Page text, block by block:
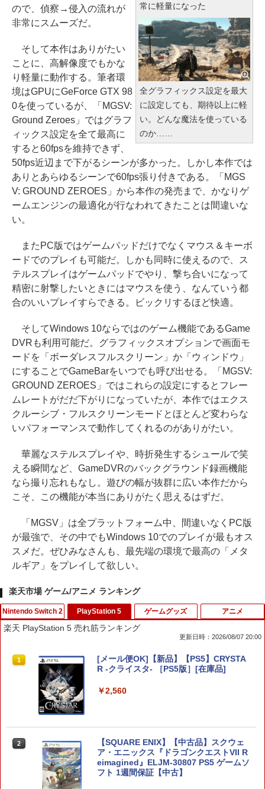
常に軽量になった
全グラフィックス設定を最大
に設定しても、期待以上に軽
い。どんな魔法を使っている
のか……
ので、偵察→侵入の流れが
非常にスムーズだ。
そして本作はありがたい
ことに、高解像度でもかな
り軽量に動作する。筆者環
境はGPUにGeForce GTX 98
0を使っているが、「MGSV:
Ground Zeroes」ではグラフ
ィックス設定を全て最高に
すると60fpsを維持できず、
50fps近辺まで下がるシーンが多かった。しかし本作では
ありとあらゆるシーンで60fps張り付きである。「MGS
V: GROUND ZEROES」から本作の発売まで、かなりゲ
ームエンジンの最適化が行なわれてきたことは間違いな
い。
またPC版ではゲームパッドだけでなくマウス＆キーボ
ードでのプレイも可能だ。しかも同時に使えるので、ス
テルスプレイはゲームパッドでやり、撃ち合いになって
精密に射撃したいときにはマウスを使う、なんていう都
合のいいプレイすらできる。ビックリするほど快適。
そしてWindows 10ならではのゲーム機能であるGame
DVRも利用可能だ。グラフィックスオプションで画面モ
ードを「ボーダレスフルスクリーン」か「ウィンドウ」
にすることでGameBarをいつでも呼び出せる。「MGSV:
GROUND ZEROES」ではこれらの設定にするとフレー
ムレートがだだ下がりになっていたが、本作ではエクス
クルーシブ・フルスクリーンモードとほとんど変わらな
いパフォーマンスで動作してくれるのがありがたい。
華麗なステルスプレイや、時折発生するシュールで笑
える瞬間など、GameDVRのバックグラウンド録画機能
なら撮り忘れもなし。遊びの幅が抜群に広い本作だから
こそ、この機能が本当にありがたく思えるはずだ。
「MGSV」は全プラットフォーム中、間違いなくPC版
が最強で、その中でもWindows 10でのプレイが最もオス
スメだ。ぜひみなさんも、最先端の環境で最高の「メタ
ルギア」をプレイして欲しい。
楽天市場 ゲーム/アニメ ランキング
Nintendo Switch 2
1
【新品】Switch2 eFootball Kick-Off!
【メール便】
￥3,800
2
テーブルモード専用 ポータブルUSBハブ
スタンド 2ポート for Nintendo Switch
2
PlayStation 5
楽天 PlayStation 5 売れ筋ランキング
更新日時：2026/08/07 20:00
1
[メール便OK]【新品】【PS5】CRYSTA
R -クライスタ- ［PS5版］[在庫品]
￥2,560
2
【SQUARE ENIX】【中古品】スクウェ
ア・エニックス『ドラゴンクエストVII R
eimagined』ELJM-30807 PS5 ゲームソ
フト 1週間保証【中古】
ゲームグッズ アニメ